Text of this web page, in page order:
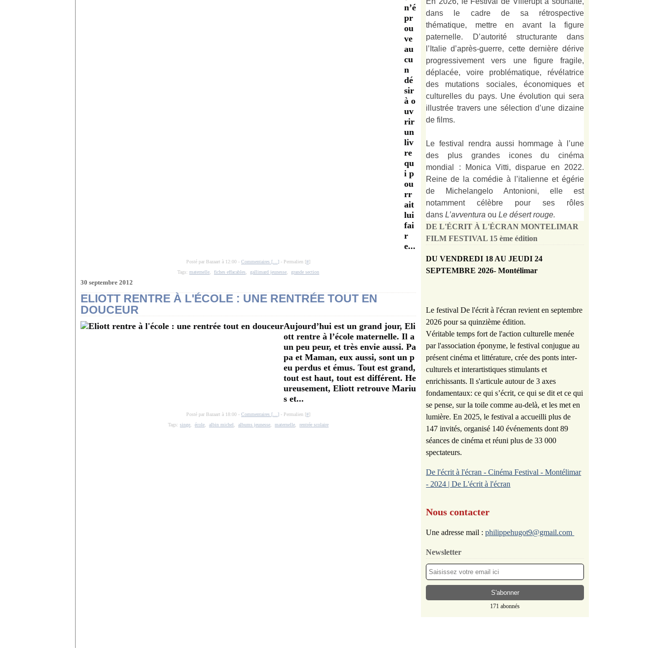
n’é
pr
ou
ve
au
cu
n
dé
sir
à o
uv
rir
un
liv
re
qu
i p
ou
rr
ait
lui
fai
r
e...
Posté par Bazaart à 12:00 -Commentaires [ …] - Permalien [#]
Tags:maternelle fiches effacables ,gallimard jeunesse ,grande section
30 septembre 2012
ELIOTT RENTRE À L'ÉCOLE : UNE RENTRÉE TOUT EN
DOUCEUR
Aujourd’hui est un grand jour, Eli
ott rentre à l’école maternelle. Il a
un peu peur, et très envie aussi. Pa
pa et Maman, eux aussi, sont un p
eu perdus et émus. Tout est grand,
tout est haut, tout est différent. He
ureusement, Eliott retrouve Mariu
s et...
Posté par Bazaart à 18:00 -Commentaires [ …] - Permalien [#]
Tags:singe ,école ,albin michel ,albums jeunesse ,maternelle ,rentrée scolaire
dans le cadre de sa rétrospective
thématique, mettre en avant la figure
paternelle. D’autorité structurante dans
l’Italie d’après-guerre, cette dernière dérive
progressivement vers une figure fragile,
déplacée, voire problématique, révélatrice
des mutations sociales, économiques et
culturelles du pays. Une évolution qui sera
illustrée travers une sélection d’une dizaine
de films.
Le festival rendra aussi hommage à l’une
des plus grandes icones du cinéma
mondial : Monica Vitti, disparue en 2022.
Reine de la comédie à l’italienne et égérie
de Michelangelo Antonioni, elle est
notamment célèbre pour ses rôles
dans L’avventura ou Le désert rouge.
DE L'ÉCRIT À L'ÉCRAN MONTELIMAR
FILM FESTIVAL 15 ème édition
DU VENDREDI 18 AU JEUDI 24
SEPTEMBRE 2026- Montélimar
Le festival De l'écrit à l'écran revient en septembre
2026 pour sa quinzième édition.
Véritable temps fort de l'action culturelle menée
par l'association éponyme, le festival conjugue au
présent cinéma et littérature, crée des ponts inter-
culturels et interartistiques stimulants et
enrichissants. Il s'articule autour de 3 axes
fondamentaux: ce qui s’écrit, ce qui se dit et ce qui
se pense, sur la toile comme au-delà, et les met en
lumière. En 2025, le festival a accueilli plus de
147 invités, organisé 140 événements dont 89
séances de cinéma et réuni plus de 33 000
spectateurs.
De l'écrit à l'écran - Cinéma Festival - Montélimar
- 2024 | De L'écrit à l'écran
Nous contacter
Une adresse mail :philippehugot9@gmail.com
Newsletter
171 abonnés